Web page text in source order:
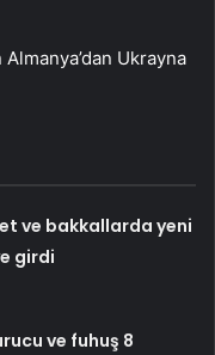
Ukrayna
ve bakkallarda yeni
girdi
ve fuhuş 8